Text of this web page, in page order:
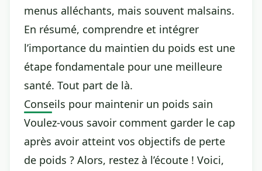
menus alléchants, mais souvent malsains.
En résumé, comprendre et intégrer
l’importance du maintien du poids est une
étape fondamentale pour une meilleure
santé. Tout part de là.
Conseils pour maintenir un poids sain
Voulez-vous savoir comment garder le cap
après avoir atteint vos objectifs de perte
de poids ? Alors, restez à l’écoute ! Voici,